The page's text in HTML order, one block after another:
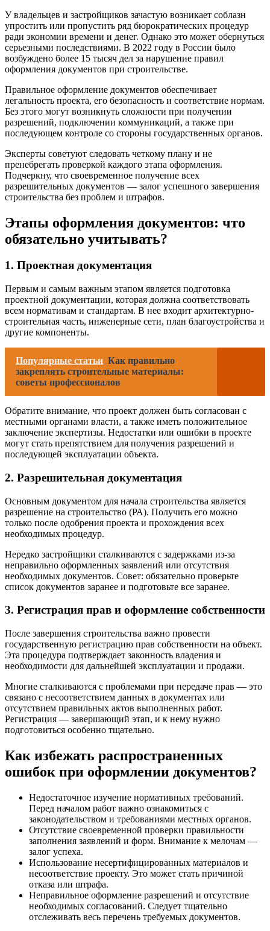
У владельцев и застройщиков зачастую возникает соблазн
упростить или пропустить ряд бюрократических процедур
ради экономии времени и денег. Однако это может обернуться
серьезными последствиями. В 2022 году в России было
возбуждено более 15 тысяч дел за нарушение правил
оформления документов при строительстве.
Правильное оформление документов обеспечивает
легальность проекта, его безопасность и соответствие нормам.
Без этого могут возникнуть сложности при получении
разрешений, подключении коммуникаций, а также при
последующем контроле со стороны государственных органов.
Эксперты советуют следовать четкому плану и не
пренебрегать проверкой каждого этапа оформления.
Подчеркну, что своевременное получение всех
разрешительных документов — залог успешного завершения
строительства без проблем и штрафов.
Этапы оформления документов: что
обязательно учитывать?
1. Проектная документация
Первым и самым важным этапом является подготовка
проектной документации, которая должна соответствовать
всем нормативам и стандартам. В нее входит архитектурно-
строительная часть, инженерные сети, план благоустройства и
другие компоненты.
Популярные статьи Как правильно
закреплять строительные материалы:
советы профессионалов
Обратите внимание, что проект должен быть согласован с
местными органами власти, а также иметь положительное
заключение экспертизы. Недостатки или ошибки в проекте
могут стать препятствием для получения разрешений и
последующей эксплуатации объекта.
2. Разрешительная документация
Основным документом для начала строительства является
разрешение на строительство (РА). Получить его можно
только после одобрения проекта и прохождения всех
необходимых процедур.
Нередко застройщики сталкиваются с задержками из-за
неправильно оформленных заявлений или отсутствия
необходимых документов. Совет: обязательно проверьте
список документов заранее и подготовьте все заранее.
3. Регистрация прав и оформление собственности
После завершения строительства важно провести
государственную регистрацию прав собственности на объект.
Эта процедура подтверждает законность владения и
необходимости для дальнейшей эксплуатации и продажи.
Многие сталкиваются с проблемами при передаче прав — это
связано с несоответствием данных в документах или
отсутствием правильных актов выполненных работ.
Регистрация — завершающий этап, и к нему нужно
подготовиться особенно тщательно.
Как избежать распространенных
ошибок при оформлении документов?
Недостаточное изучение нормативных требований.
Перед началом работ важно ознакомиться с
законодательством и требованиями местных органов.
Отсутствие своевременной проверки правильности
заполнения заявлений и форм. Внимание к мелочам —
залог успеха.
Использование несертифицированных материалов и
несоответствие проекту. Это может стать причиной
отказа или штрафа.
Неправильное оформление разрешений и отсутствие
необходимых согласований. Следует тщательно
отслеживать весь перечень требуемых документов.